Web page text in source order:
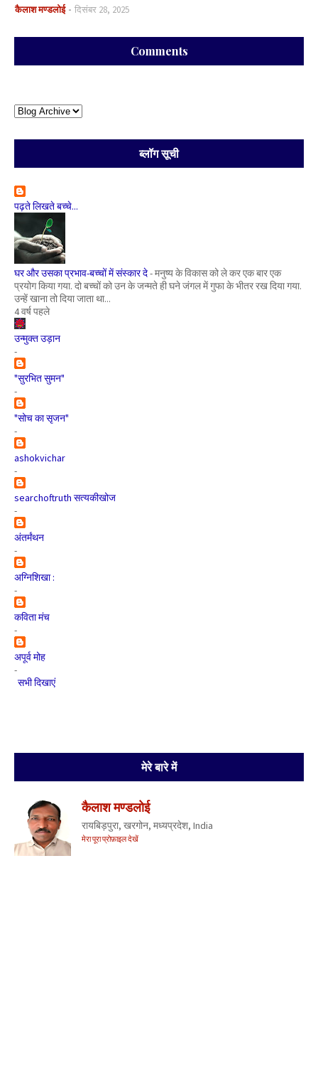
कैलाश मण्डलोई दिसंबर 28, 2025
Comments
ब्लॉग सूची
पढ़ते लिखते बच्चे...
घर और उसका प्रभाव-बच्चों में संस्कार दे-मनुष्य के विकास को ले कर एक बार एक
प्रयोग किया गया. दो बच्चों को उन के जन्मते ही घने जंगल में गुफा के भीतर रख दिया गया.
उन्हें खाना तो दिया जाता था...
4 वर्ष पहले
उन्मुक्त उड़ान
-
"सुरभित सुमन"
-
"सोच का सृजन"
-
ashokvichar
-
searchoftruth सत्यकीखोज
-
अंतर्मंथन
-
अग्निशिखा :
-
कविता मंच
-
अपूर्व मोह
-
सभी दिखाएं
मेरे बारे में
कैलाश मण्डलोई
रायबिड़पुरा, खरगोन, मध्यप्रदेश, India
मेरा पूरा प्रोफ़ाइल देखें